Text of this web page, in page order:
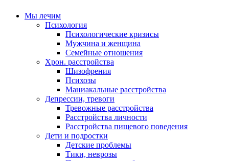
Мы лечим
Психология
Психологические кризисы
Мужчина и женщина
Семейные отношения
Хрон. расстройства
Шизофрения
Психозы
Маниакальные расстройства
Депрессии, тревоги
Тревожные расстройства
Расстройства личности
Расстройства пищевого поведения
Дети и подростки
Детские проблемы
Тики, неврозы